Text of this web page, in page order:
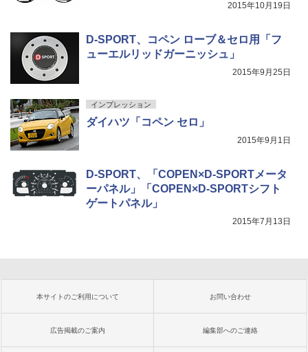
2015年10月19日
D-SPORT、コペン ローブ＆セロ用「フ
ューエルリッドガーニッシュ」
2015年9月25日
インプレッション
ダイハツ「コペン セロ」
2015年9月1日
D-SPORT、「COPEN×D-SPORTメータ
ーパネル」「COPEN×D-SPORTシフト
ゲートパネル」
2015年7月13日
本サイトのご利用について お問い合わせ
広告掲載のご案内 編集部へのご連絡